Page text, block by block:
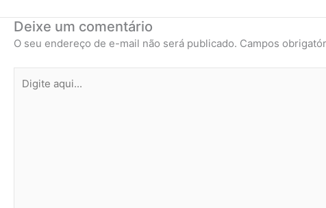
Deixe um comentário
O seu endereço de e-mail não será publicado. Campos
aqui...